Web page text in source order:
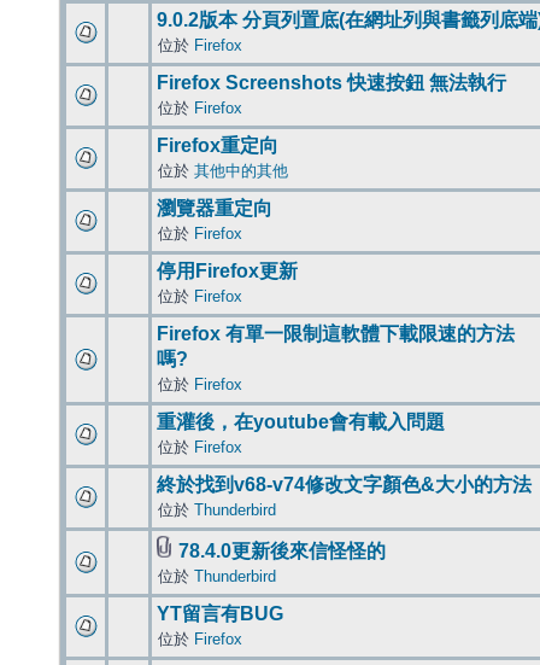
9.0.2版本 分頁列置底(在網址列與書籤列底
位於 Firefox
Firefox Screenshots 快速按鈕 無法執行
位於 Firefox
Firefox重定向
位於 其他中的其他
瀏覽器重定向
位於 Firefox
停用Firefox更新
位於 Firefox
Firefox 有單一限制這軟體下載限速的方法
嗎?
位於 Firefox
重灌後，在youtube會有載入問題
位於 Firefox
終於找到v68-v74修改文字顏色&大小的方法
位於 Thunderbird
78.4.0更新後來信怪怪的
位於 Thunderbird
YT留言有BUG
位於 Firefox